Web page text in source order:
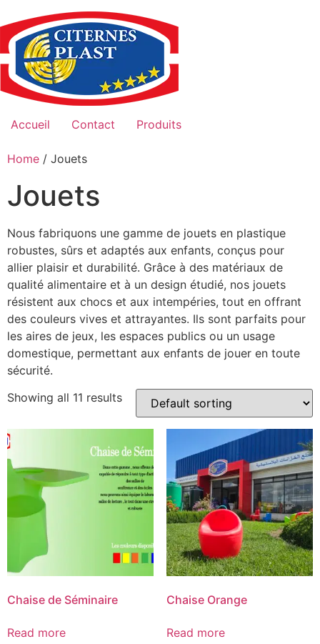
to
content
Accueil Contact Produits
Home / Jouets
Jouets
Nous fabriquons une gamme de jouets en plastique
robustes, sûrs et adaptés aux enfants, conçus pour
allier plaisir et durabilité. Grâce à des matériaux de
qualité alimentaire et à un design étudié, nos jouets
résistent aux chocs et aux intempéries, tout en offrant
des couleurs vives et attrayantes. Ils sont parfaits pour
les aires de jeux, les espaces publics ou un usage
domestique, permettant aux enfants de jouer en toute
sécurité.
Showing all 11 results
Chaise de Séminaire
Read more
Chaise Orange
Read more